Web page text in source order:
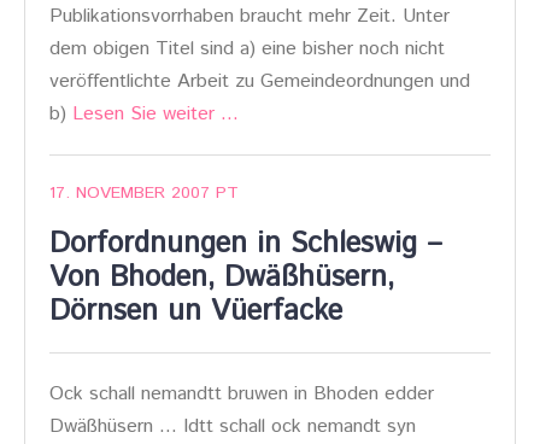
Publikationsvorrhaben braucht mehr Zeit. Unter
dem obigen Titel sind a) eine bisher noch nicht
veröffentlichte Arbeit zu Gemeindeordnungen und
b) Lesen Sie weiter …
17. NOVEMBER 2007 PT
Dorfordnungen in Schleswig –
Von Bhoden, Dwäßhüsern,
Dörnsen un Vüerfacke
Ock schall nemandtt bruwen in Bhoden edder
Dwäßhüsern … Idtt schall ock nemandt syn